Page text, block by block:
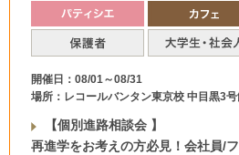
開催日：08/01～08/31
場所：レコールバンタン東京校 中目黒3号
【個別進路相談会 】
再進学をお考えの方必見！会社員/